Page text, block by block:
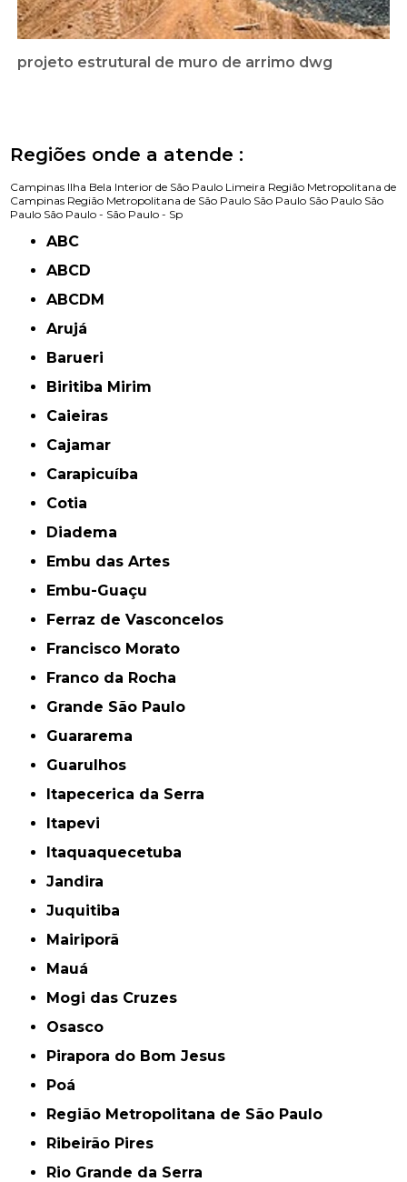
projeto estrutural de muro de arrimo dwg
Regiões onde a atende :
Campinas Ilha Bela Interior de São Paulo Limeira Região Metropolitana de
Campinas Região Metropolitana de São Paulo São Paulo São Paulo São
Paulo São Paulo - São Paulo - Sp
ABC
ABCD
ABCDM
Arujá
Barueri
Biritiba Mirim
Caieiras
Cajamar
Carapicuíba
Cotia
Diadema
Embu das Artes
Embu-Guaçu
Ferraz de Vasconcelos
Francisco Morato
Franco da Rocha
Grande São Paulo
Guararema
Guarulhos
Itapecerica da Serra
Itapevi
Itaquaquecetuba
Jandira
Juquitiba
Mairiporã
Mauá
Mogi das Cruzes
Osasco
Pirapora do Bom Jesus
Poá
Região Metropolitana de São Paulo
Ribeirão Pires
Rio Grande da Serra